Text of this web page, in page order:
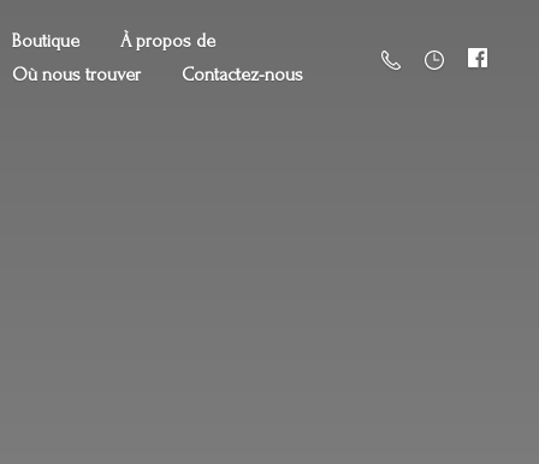
Boutique
À propos de
Où nous trouver
Contactez-nous